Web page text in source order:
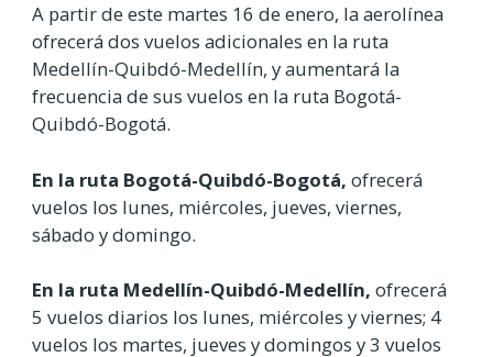
A partir de este martes 16 de enero, la aerolínea
ofrecerá dos vuelos adicionales en la ruta
Medellín-Quibdó-Medellín, y aumentará la
frecuencia de sus vuelos en la ruta Bogotá-
Quibdó-Bogotá.
En la ruta Bogotá-Quibdó-Bogotá, ofrecerá
vuelos los lunes, miércoles, jueves, viernes,
sábado y domingo.
En la ruta Medellín-Quibdó-Medellín, ofrecerá
5 vuelos diarios los lunes, miércoles y viernes; 4
vuelos los martes, jueves y domingos y 3 vuelos